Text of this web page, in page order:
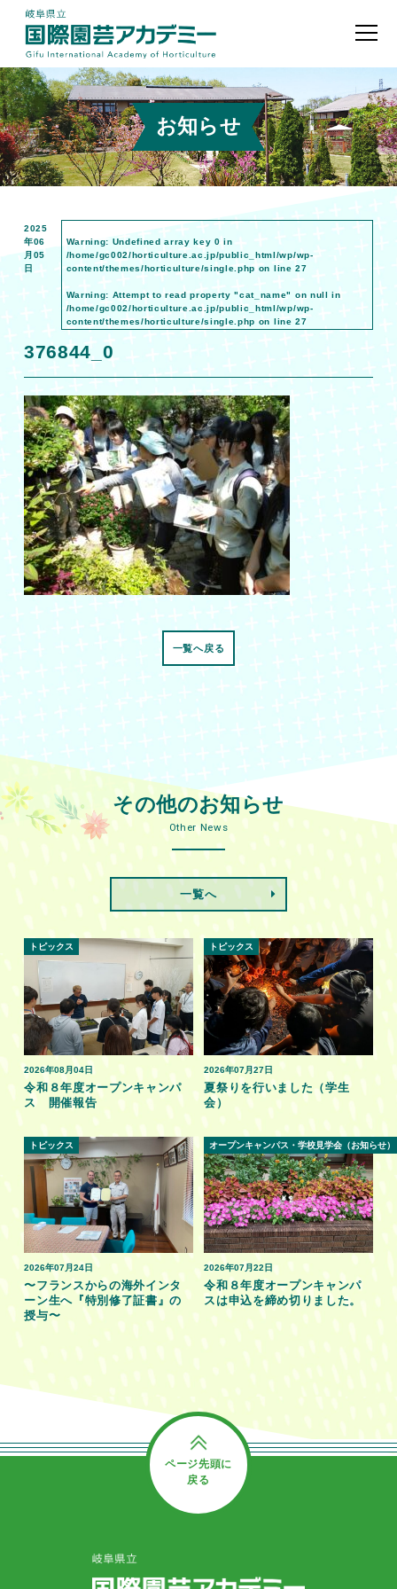
お知らせ
2025
年06
月05
日
Warning: Undefined array key 0 in
/home/gc002/horticulture.ac.jp/public_html/wp/wp-
content/themes/horticulture/single.php on line27
Warning: Attempt to read property "cat_name" on null in
/home/gc002/horticulture.ac.jp/public_html/wp/wp-
content/themes/horticulture/single.php on line27
376844_0
一覧へ戻る
その他のお知らせ
Other News
一覧へ
2026年08月04日
トピックス
令和８年度オープンキャンパ
ス 開催報告
2026年07月27日
トピックス
夏祭りを行いました（学生
会）
2026年07月24日
トピックス
〜フランスからの海外インタ
ーン生へ『特別修了証書』の
授与〜
2026年07月22日
オープンキャンパス・学校見学会（お知らせ）
令和８年度オープンキャンパ
スは申込を締め切りました。
ページ先頭に
戻る